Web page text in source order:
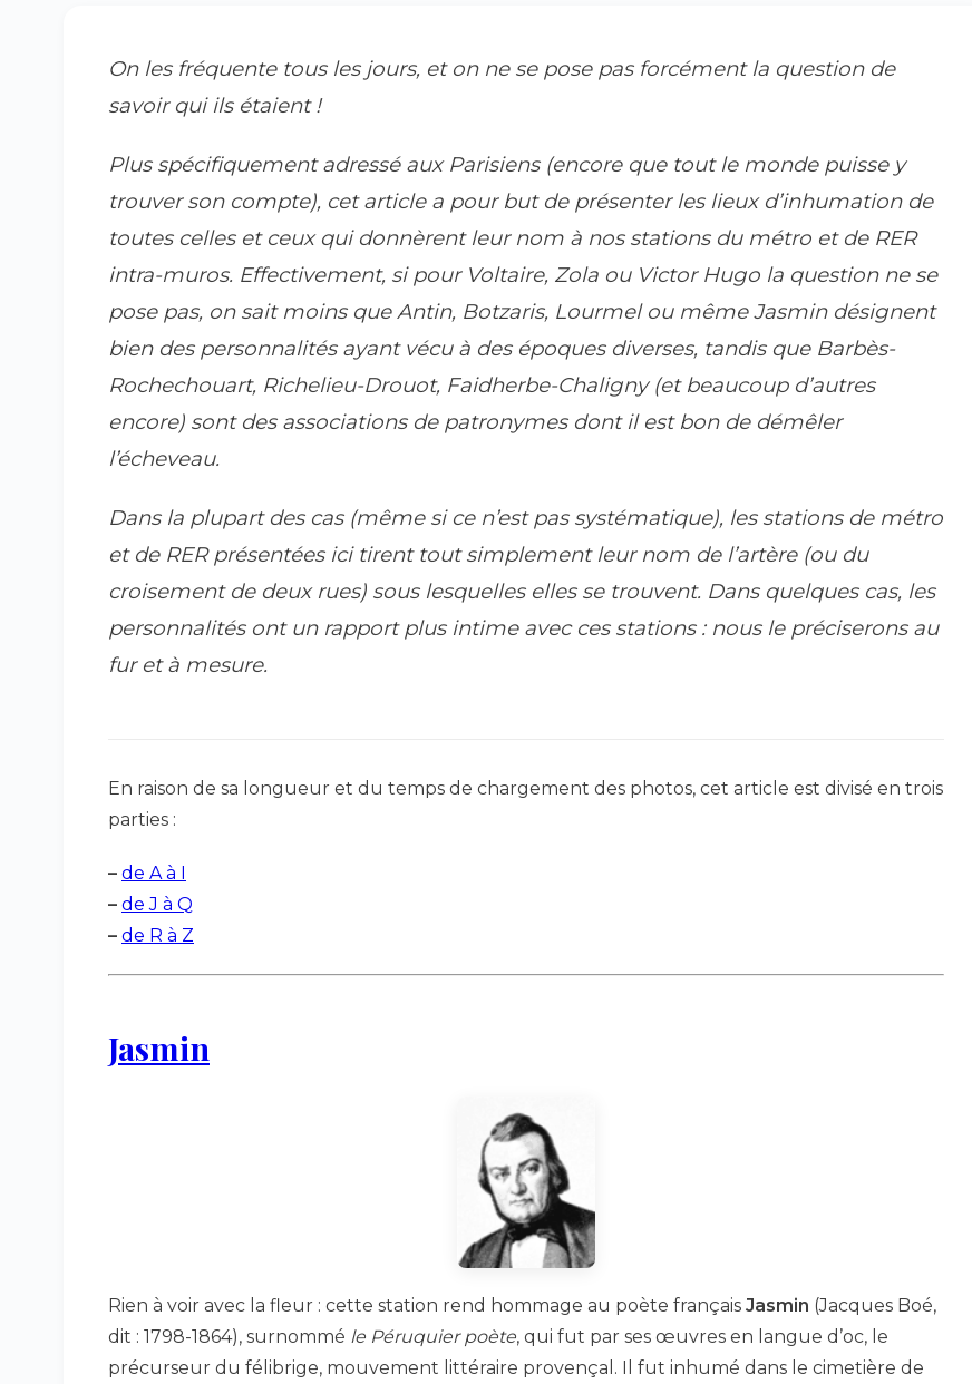
On les fréquente tous les jours, et on ne se pose pas forcément la question de
savoir qui ils étaient !
Plus spécifiquement adressé aux Parisiens (encore que tout le monde puisse y
trouver son compte), cet article a pour but de présenter les lieux d’inhumation de
toutes celles et ceux qui donnèrent leur nom à nos stations du métro et de RER
intra-muros. Effectivement, si pour Voltaire, Zola ou Victor Hugo la question ne se
pose pas, on sait moins que Antin, Botzaris, Lourmel ou même Jasmin désignent
bien des personnalités ayant vécu à des époques diverses, tandis que Barbès-
Rochechouart, Richelieu-Drouot, Faidherbe-Chaligny (et beaucoup d’autres
encore) sont des associations de patronymes dont il est bon de démêler
l’écheveau.
Dans la plupart des cas (même si ce n’est pas systématique), les stations de métro
et de RER présentées ici tirent tout simplement leur nom de l’artère (ou du
croisement de deux rues) sous lesquelles elles se trouvent. Dans quelques cas, les
personnalités ont un rapport plus intime avec ces stations : nous le préciserons au
fur et à mesure.
En raison de sa longueur et du temps de chargement des photos, cet article est divisé en trois
parties :
– de A à I
– de J à Q
– de R à Z
Jasmin
Rien à voir avec la fleur : cette station rend hommage au poète français Jasmin (Jacques Boé,
dit : 1798-1864), surnommé le Péruquier poète, qui fut par ses œuvres en langue d’oc, le
précurseur du félibrige, mouvement littéraire provençal. Il fut inhumé dans le cimetière de